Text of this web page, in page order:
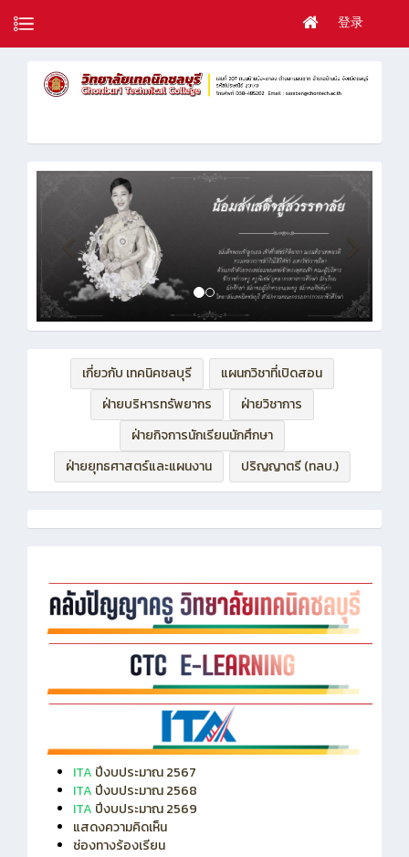
登录
เกี่ยวกับ เทคนิคชลบุรี
แผนกวิชาที่เปิดสอน
ฝ่ายบริหารทรัพยากร
ฝ่ายวิชาการ
ฝ่ายกิจการนักเรียนนักศึกษา
ฝ่ายยุทธศาสตร์และแผนงาน
ปริญญาตรี (ทลบ.)
ITA ปีงบประมาณ 2567
ITA ปีงบประมาณ 2568
ITA ปีงบประมาณ 2569
แสดงความคิดเห็น
ช่องทางร้องเรียน